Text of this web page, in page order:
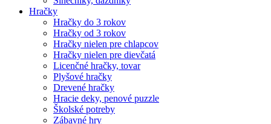
Hračky
Hračky do 3 rokov
Hračky od 3 rokov
Hračky nielen pre chlapcov
Hračky nielen pre dievčatá
Licenčné hračky, tovar
Plyšové hračky
Drevené hračky
Hracie deky, penové puzzle
Školské potreby
Zábavné hry